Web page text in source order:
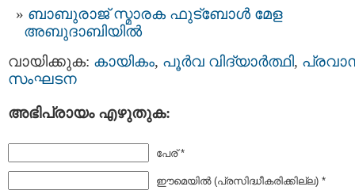
ബാബുരാജ് സ്മാരക ഫുട്‌ബോള്‍ മേള
അബുദാബിയില്‍
വായിക്കുക: കായികം, പൂര്‍വ വിദ്യാര്‍ത്ഥി,
സംഘടന
അഭിപ്രായം എഴുതുക:
പേര് *
ഈമെയില്‍ (പ്രസിദ്ധീകരിക്കില്ല) *